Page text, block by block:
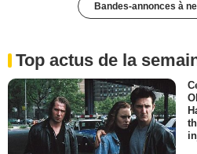
Bandes-annonces à
Top actus de la